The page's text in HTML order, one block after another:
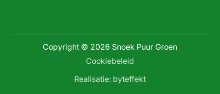
Copyright © 2026 Snoek Puur Groen
Cookiebeleid
Realisatie: byteffekt